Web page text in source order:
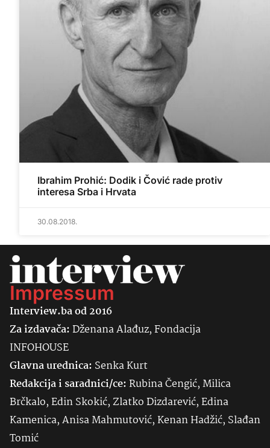
Ibrahim Prohić: Dodik i Čović rade protiv
interesa Srba i Hrvata
30.08.2018.
Impressum
Interview.ba od 2016
Za izdavača:Dženana Alađuz, Fondacija
INFOHOUSE
Glavna urednica: SenkaKurt
Redakcija i saradnici/ce:Rubina Čengić, Milica
Brčkalo, Edin Skokić, Zlatko Dizdarević, Edina
Kamenica, Anisa Mahmutović, Kenan Hadžić, Slađan
Tomić